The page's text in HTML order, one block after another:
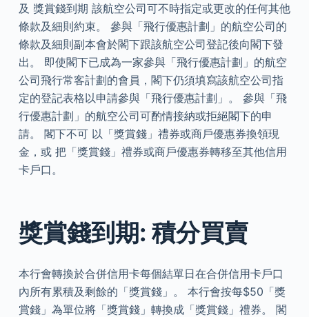
及 獎賞錢到期 該航空公司可不時指定或更改的任何其他
條款及細則約束。 參與「飛行優惠計劃」的航空公司的
條款及細則副本會於閣下跟該航空公司登記後向閣下發
出。 即使閣下已成為一家參與「飛行優惠計劃」的航空
公司飛行常客計劃的會員，閣下仍須填寫該航空公司指
定的登記表格以申請參與「飛行優惠計劃」。 參與「飛
行優惠計劃」的航空公司可酌情接納或拒絕閣下的申
請。 閣下不可 以「獎賞錢」禮券或商戶優惠券換領現
金，或 把「獎賞錢」禮券或商戶優惠券轉移至其他信用
卡戶口。
獎賞錢到期: 積分買賣
本行會轉換於合併信用卡每個結單日在合併信用卡戶口
內所有累積及剩餘的「獎賞錢」。 本行會按每$50「獎
賞錢」為單位將「獎賞錢」轉換成「獎賞錢」禮券。 閣